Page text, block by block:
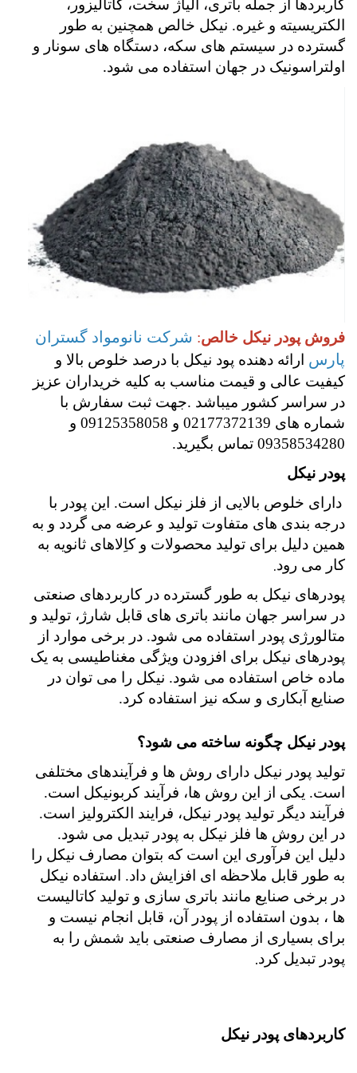
کاربردها از جمله باتری، آلیاژ سخت، کاتالیزور،
الکتریسیته و غیره. نیکل خالص همچنین به طور
گسترده در سیستم های سکه، دستگاه های سونار و
اولتراسونیک در جهان استفاده می شود.
فروش پودر نیکل خالص: شرکت نانومواد گستران
پارس ارائه دهنده پود نیکل با درصد خلوص بالا و
کیفیت عالی و قیمت مناسب به کلیه خریداران عزیز
در سراسر کشور میباشد .جهت ثبت سفارش با
شماره های 02177372139 و 09125358058 و
09358534280 تماس بگیرید.
پودر نیکل
دارای خلوص بالایی از فلز نیکل است. این پودر با
درجه بندی های متفاوت تولید و عرضه می گردد و به
همین دلیل برای تولید محصولات و کاِلاهای ثانویه به
کار می رود.
پودرهای نیکل به طور گسترده در کاربردهای صنعتی
در سراسر جهان مانند باتری های قابل شارژ، تولید و
متالورژی پودر استفاده می شود. در برخی موارد از
پودرهای نیکل برای افزودن ویژگی مغناطیسی به یک
ماده خاص استفاده می شود. نیکل را می توان در
صنایع آبکاری و سکه نیز استفاده کرد.
پودر نیکل چگونه ساخته می شود؟
تولید پودر نیکل دارای روش ها و فرآیندهای مختلفی
است. یکی از این روش ها، فرآیند کربونیکل است.
فرآیند دیگر تولید پودر نیکل، فرایند الکترولیز است.
در این روش ها فلز نیکل به پودر تبدیل می شود.
دلیل این فرآوری این است که بتوان مصارف نیکل را
به طور قابل ملاحظه ای افزایش داد. استفاده نیکل
در برخی صنایع مانند باتری سازی و تولید کاتالیست
ها ، بدون استفاده از پودر آن، قابل انجام نیست و
برای بسیاری از مصارف صنعتی باید شمش را به
پودر تبدیل کرد.
کاربردهای پودر نیکل